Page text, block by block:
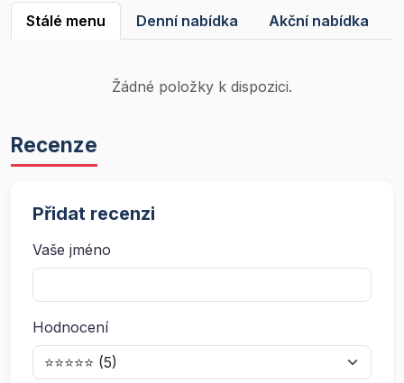
Stálé menu Denní nabídka Akční nabídka
Žádné položky k dispozici.
Recenze
Přidat recenzi
Vaše jméno
Hodnocení